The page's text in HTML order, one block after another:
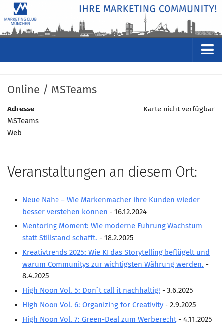
Kommende Veranstaltungen
Veranstaltungsformate
Wer wir sind
Geschäftsstelle
Marketing Pioniere
Arbeitsgruppen
MarketingFrauen
Münchner Marketingpreis
Mentoring
Partnerschaften
Online / MSTeams
Karte nicht verfügbar
Adresse
MSTeams
Web
Veranstaltungen an diesem Ort:
Neue Nähe – Wie Markenmacher ihre Kunden wieder
besser verstehen können - 16.12.2024
Mentoring Moment: Wie moderne Führung Wachstum
statt Stillstand schafft. - 18.2.2025
Kreativtrends 2025: Wie KI das Storytelling beflügelt und
warum Communitys zur wichtigsten Währung werden. -
8.4.2025
High Noon Vol. 5: Don´t call it nachhaltig! - 3.6.2025
High Noon Vol. 6: Organizing for Creativity - 2.9.2025
High Noon Vol. 7: Green-Deal zum Werberecht- 4.11.2025